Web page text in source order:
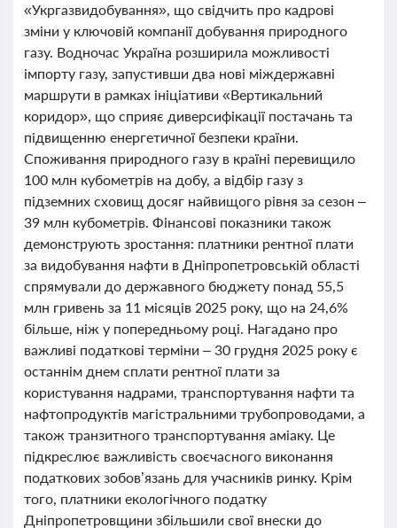
«Укргазвидобування», що свідчить про кадрові
зміни у ключовій компанії добування природного
газу. Водночас Україна розширила можливості
імпорту газу, запустивши два нові міждержавні
маршрути в рамках ініціативи «Вертикальний
коридор», що сприяє диверсифікації постачань та
підвищенню енергетичної безпеки країни.
Споживання природного газу в країні перевищило
100 млн кубометрів на добу, а відбір газу з
підземних сховищ досяг найвищого рівня за сезон –
39 млн кубометрів. Фінансові показники також
демонструють зростання: платники рентної плати
за видобування нафти в Дніпропетровській області
спрямували до державного бюджету понад 55,5
млн гривень за 11 місяців 2025 року, що на 24,6%
більше, ніж у попередньому році. Нагадано про
важливі податкові терміни – 30 грудня 2025 року є
останнім днем сплати рентної плати за
користування надрами, транспортування нафти та
нафтопродуктів магістральними трубопроводами, а
також транзитного транспортування аміаку. Це
підкреслює важливість своєчасного виконання
податкових зобов’язань для учасників ринку. Крім
того, платники екологічного податку
Дніпропетровщини збільшили свої внески до